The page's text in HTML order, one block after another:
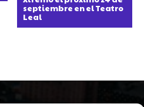
septiembre en el Teatro
Leal